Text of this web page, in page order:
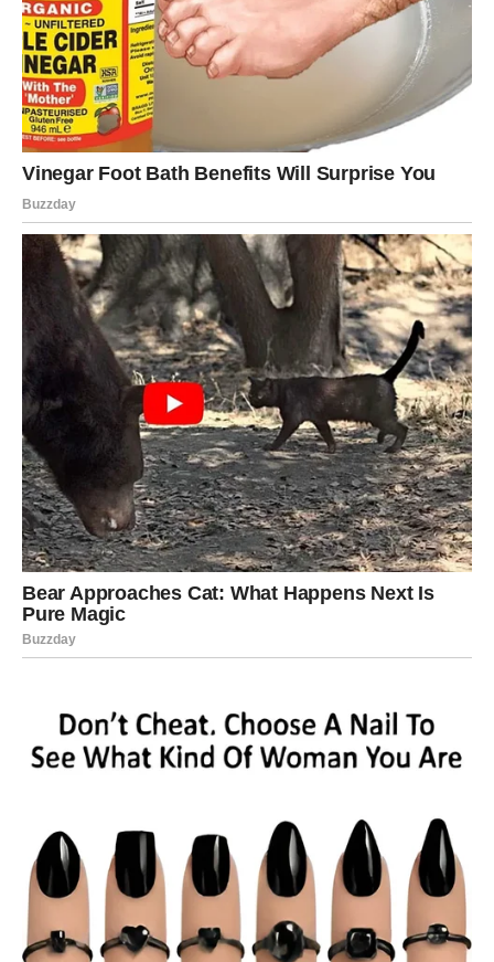
pokazati podršku
razumeti vaše odluke
ili se povući jer više ne dele vašu viziju
Vi to ne doživljavate kao gubitak. Vi to osećate kao
oslobađanje prostora.
DUHOVNA LEKCIJA – SLOBODA
NIJE BEŽANJE, VEĆ IZBOR
Strelac često beži kada ga nešto guši. Sledeća sedmica
vas uči važnoj lekciji:sada ne bežite – sada birate.
Osetićete:
unutrašnju sigurnost
jasnoću ciljeva
hrabrost da kažete istinu
snagu da krenete dalje bez griže savesti